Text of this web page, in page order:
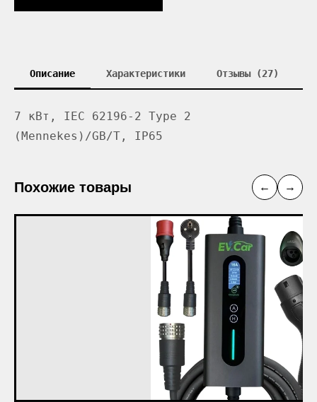
Описание Характеристики Отзывы (27)
7 кВт, IEC 62196-2 Type 2
(Mennekes)/GB/T, IP65
Похожие товары ← →